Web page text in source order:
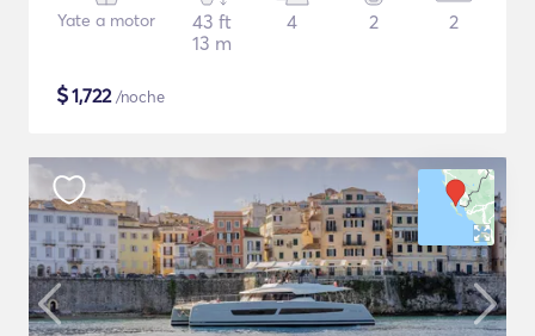
Yate a motor
43 ft
13 m
4 2 2
$1,722/noche